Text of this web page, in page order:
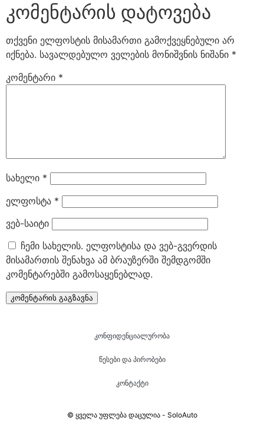
კომენტარის დატოვება
თქვენი ელფოსტის მისამართი გამოქვეყნებული არ
იქნება. სავალდებულო ველების მონიშვნის ნიშანი *
კომენტარი *
სახელი *
ელფოსტა *
ვებ-საიტი
ჩემი სახელის. ელფოსტისა და ვებ-გვერდის
მისამართის შენახვა ამ ბრაუზერში შემდგომში
კომენტარებში გამოსაყენებლად.
კონფიდენციალურობა
წესები და პირობები
კონტაქტი
© ყველა უფლება დაცულია - SoloAuto